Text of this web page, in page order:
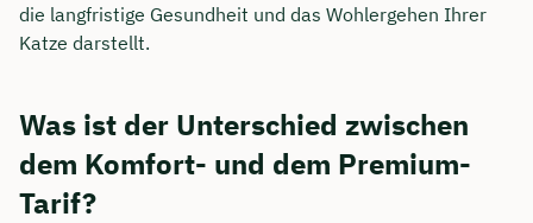
die langfristige Gesundheit und das Wohlergehen Ihrer
Katze darstellt.
Was ist der Unterschied zwischen
dem Komfort- und dem Premium-
Tarif?